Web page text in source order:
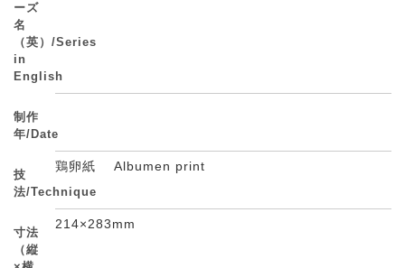
ーズ
名
（英）/Series
in
English
制作
年/Date
技
法/Technique
鶏卵紙 Albumen print
寸法
（縦
214×283mm